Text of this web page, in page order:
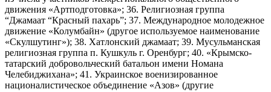
движения «Артподготовка»; 36. Религиозная группа
“Джамаат “Красный пахарь”; 37. Международное молодежное
движение «Колумбайн» (другое используемое наименование
«Скулшутинг»); 38. Хатлонский джамаат; 39. Мусульманская
религиозная группа п. Кушкуль г. Оренбург; 40. «Крымско-
татарский добровольческий батальон имени Номана
Челебиджихана»; 41. Украинское военизированное
националистическое объединение «Азов» (другие